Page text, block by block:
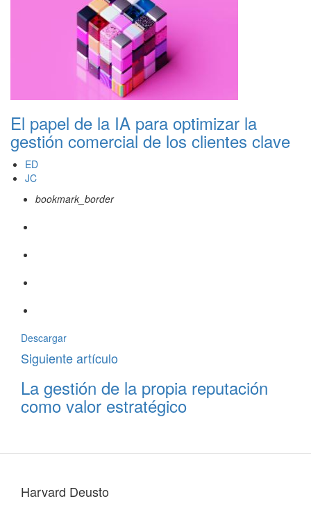
El papel de la IA para optimizar la
gestión comercial de los clientes clave
ED
JC
bookmark_border
Descargar
Siguiente artículo
La gestión de la propia reputación
como valor estratégico
Harvard Deusto